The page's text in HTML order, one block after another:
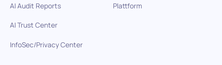
Plattform
AI Audit Reports
AI Trust Center
InfoSec/Privacy Center